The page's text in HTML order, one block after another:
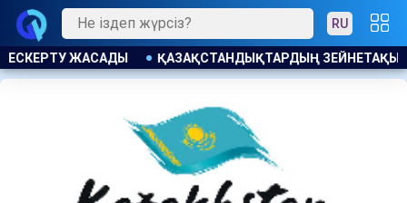
RU
ЗЕЙНЕТАҚЫ ЖИНАҒЫ 4,08 ТРЛН ТЕҢГЕГЕ ӨСТІ БЖЗҚ